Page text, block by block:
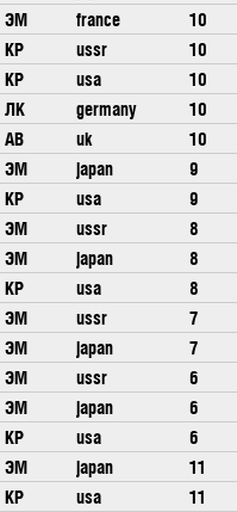
ЭМ
france 10
КР
ussr 10
КР
usa 10
ЛК
germany 10
АВ
uk 10
ЭМ
japan 9
КР
usa 9
ЭМ
ussr 8
ЭМ
japan 8
КР
usa 8
ЭМ
ussr 7
ЭМ
japan 7
ЭМ
ussr 6
ЭМ
japan 6
КР
usa 6
ЭМ
japan 11
КР
usa 11